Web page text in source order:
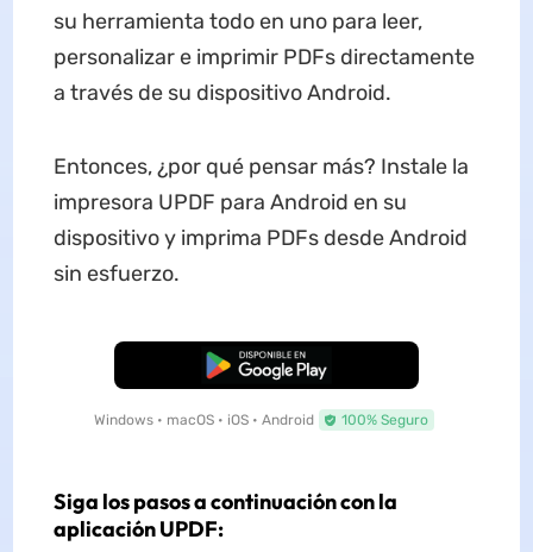
su herramienta todo en uno para leer,
personalizar e imprimir PDFs directamente
a través de su dispositivo Android.
Entonces, ¿por qué pensar más? Instale la
impresora UPDF para Android en su
dispositivo y imprima PDFs desde Android
sin esfuerzo.
Descarga Gratuita
Windows • macOS • iOS • Android 100% Seguro
Siga los pasos a continuación con la
aplicación UPDF: